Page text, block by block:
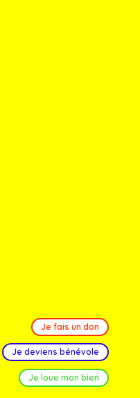
Je fais un don
Je deviens bénévole
Je loue mon bien